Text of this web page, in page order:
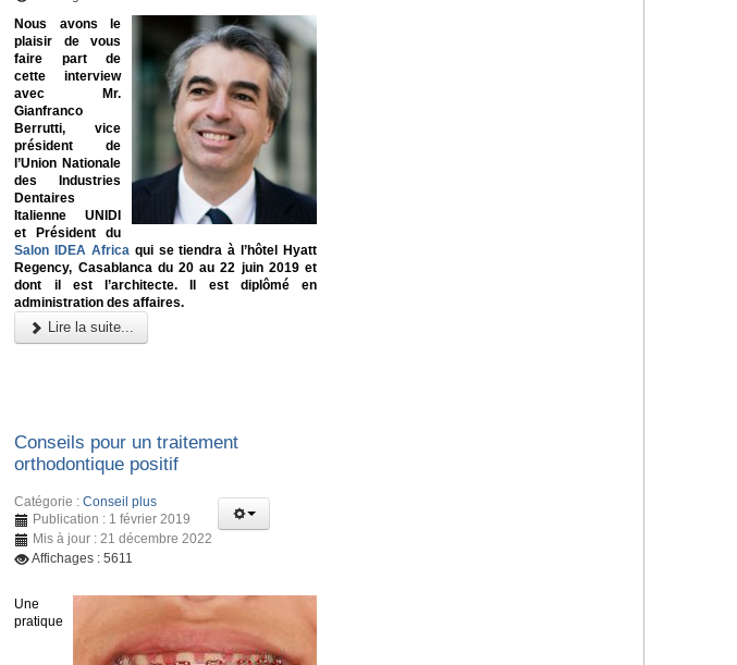
Nous avons le
plaisir de vous
faire part de
cette interview
avec Mr.
Gianfranco
Berrutti, vice
président de
l’Union Nationale
des Industries
Dentaires
Italienne UNIDI
et Président du
Salon IDEA Africaqui se tiendra à l’hôtel Hyatt
Regency, Casablanca du 20 au 22 juin 2019 et
dont il est l’architecte. Il est diplômé en
administration des affaires.
Lire la suite...
Conseils pour un traitement
orthodontique positif
Catégorie :Conseil plus
Publication : 1 février 2019
Mis à jour : 21 décembre 2022
Affichages : 5611
Une
pratique